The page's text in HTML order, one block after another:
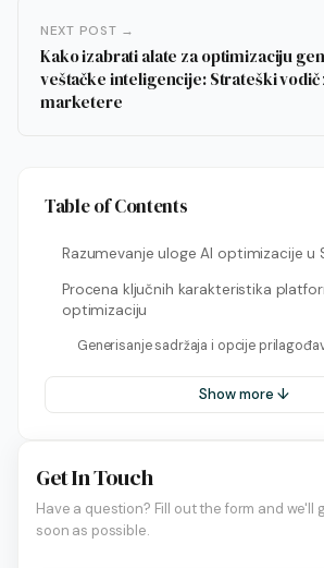
NEXT POST →
Kako izabrati alate za optimizaciju
veštačke inteligencije: Strateški vodič
marketere
Table of Contents
Razumevanje uloge AI optimizacije u
Procena ključnih karakteristika
optimizaciju
Generisanje sadržaja i opcije
Show more ↓
Get In Touch
Have a question? Fill out the form and we'll
soon as possible.